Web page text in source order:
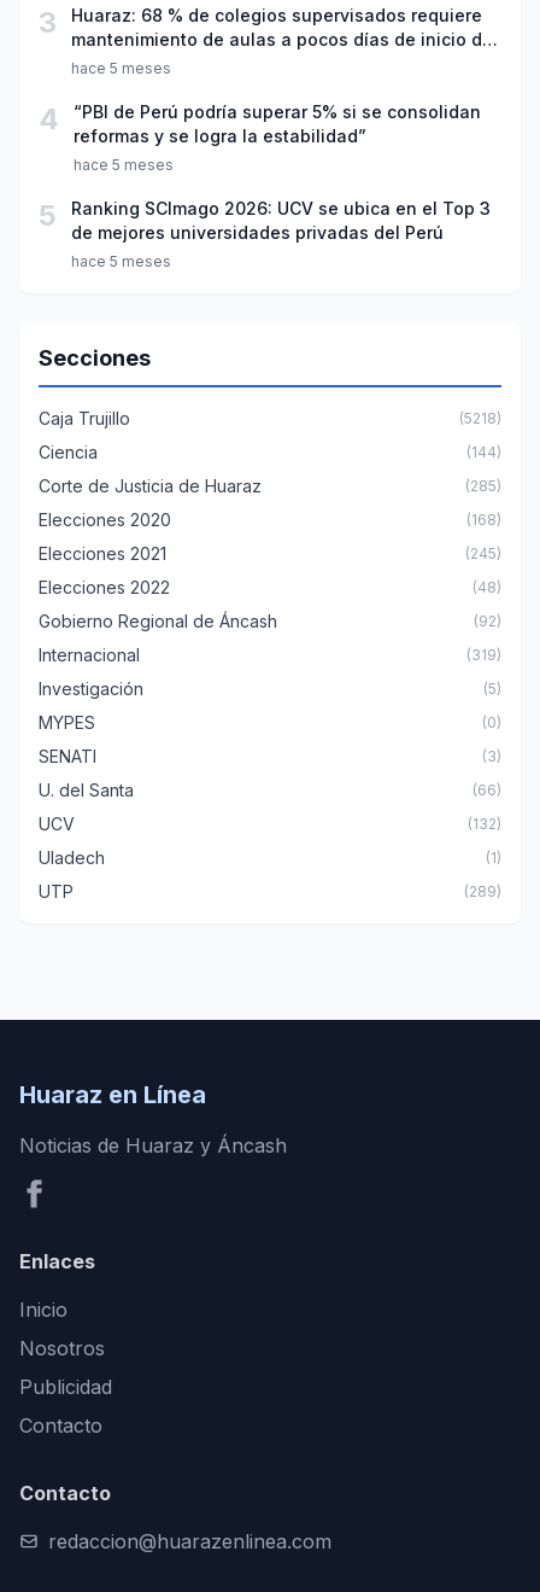
3
Huaraz: 68 % de colegios supervisados requiere
mantenimiento de aulas a pocos días de inicio del
año escolar 2026
hace 5 meses
4
“PBI de Perú podría superar 5% si se consolidan
reformas y se logra la estabilidad”
hace 5 meses
5
Ranking SCImago 2026: UCV se ubica en el Top 3
de mejores universidades privadas del Perú
hace 5 meses
Secciones
Caja Trujillo (5218)
Ciencia (144)
Corte de Justicia de Huaraz (285)
Elecciones 2020 (168)
Elecciones 2021 (245)
Elecciones 2022 (48)
Gobierno Regional de Áncash (92)
Internacional (319)
Investigación (5)
MYPES (0)
SENATI (3)
U. del Santa (66)
UCV (132)
Uladech (1)
UTP (289)
Huaraz en Línea
Noticias de Huaraz y Áncash
Enlaces
Inicio
Nosotros
Publicidad
Contacto
Contacto
redaccion@huarazenlinea.com